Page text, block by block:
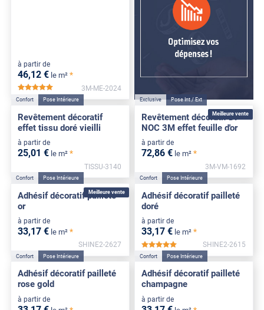
à partir de
46,12 € le m² *
3M-ME-2024
Confort Pose Intérieure
Revêtement décoratif
effet tissu doré vieilli
à partir de
25,01 € le m² *
TISSU-3140
Meilleure vente
Exclusive Pose Int / Ext
Revêtement décoratif DI-
NOC 3M effet feuille d'or
à partir de
72,86 € le m² *
3M-VM-1692
Meilleure vente
Confort Pose Intérieure
Adhésif décoratif pailleté
or
à partir de
33,17 € le m² *
SHINE2-2627
Confort Pose Intérieure
Adhésif décoratif pailleté
doré
à partir de
33,17 € le m² *
SHINE2-2615
Confort Pose Intérieure
Adhésif décoratif pailleté
rose gold
à partir de
Confort Pose Intérieure
Adhésif décoratif pailleté
champagne
à partir de